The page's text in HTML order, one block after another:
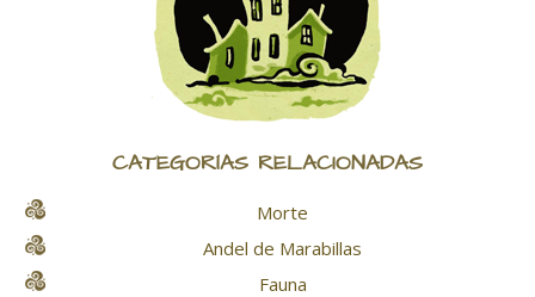
CATEGORÍAS RELACIONADAS
Morte
Andel de Marabillas
Fauna